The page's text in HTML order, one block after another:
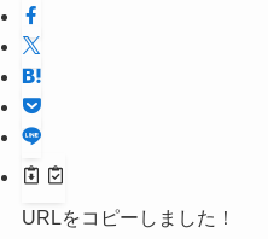
URLをコピーしました！